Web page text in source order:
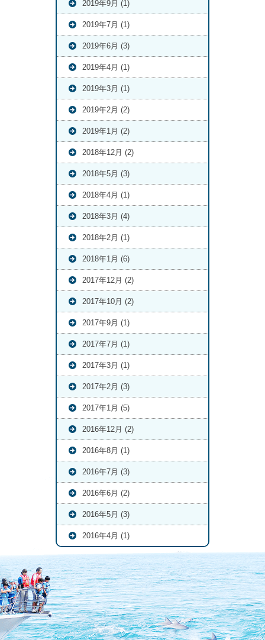
2019年9月 (1)
2019年7月 (1)
2019年6月 (3)
2019年4月 (1)
2019年3月 (1)
2019年2月 (2)
2019年1月 (2)
2018年12月 (2)
2018年5月 (3)
2018年4月 (1)
2018年3月 (4)
2018年2月 (1)
2018年1月 (6)
2017年12月 (2)
2017年10月 (2)
2017年9月 (1)
2017年7月 (1)
2017年3月 (1)
2017年2月 (3)
2017年1月 (5)
2016年12月 (2)
2016年8月 (1)
2016年7月 (3)
2016年6月 (2)
2016年5月 (3)
2016年4月 (1)